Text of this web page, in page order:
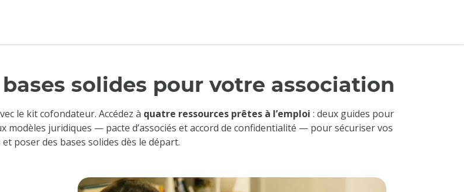
solides pour votre association
le kit cofondateur. Accédez à quatre ressources prêtes à l’emploi : deux guides pour
modèles juridiques — pacte d’associés et accord de confidentialité — pour sécuriser vos
poser des bases solides dès le départ.